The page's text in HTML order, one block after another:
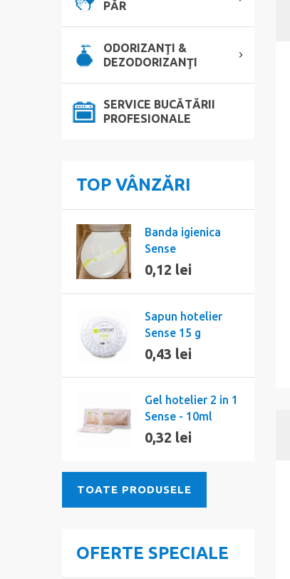
PĂR
ODORIZANŢI &
DEZODORIZANŢI
SERVICE BUCĂTĂRII
PROFESIONALE
TOP VÂNZĂRI
Banda igienica
Sense
0,12 lei
Sapun hotelier
Sense 15 g
0,43 lei
Gel hotelier 2 in 1
Sense - 10ml
0,32 lei
TOATE PRODUSELE
OFERTE SPECIALE